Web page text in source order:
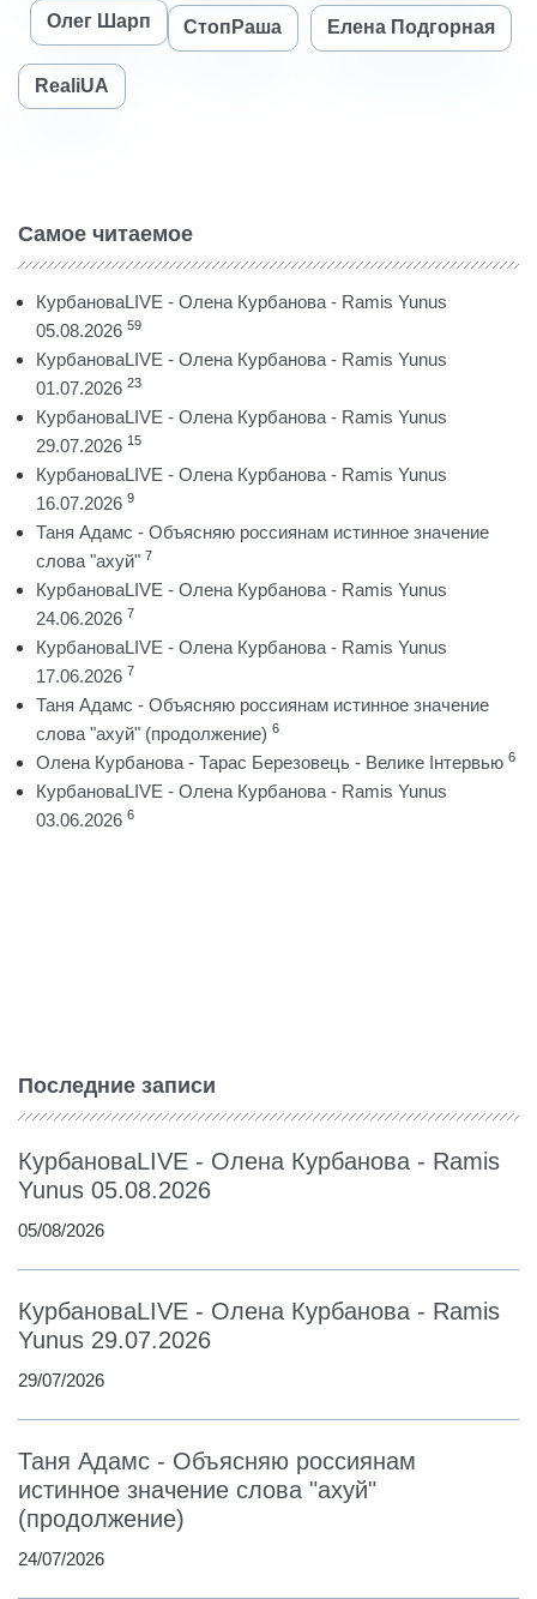
Олег Шарп СтопРаша Елена Подгорная
RealiUA
Самое читаемое
КурбановаLIVE - Олена Курбанова - Ramis Yunus
05.08.2026 59
КурбановаLIVE - Олена Курбанова - Ramis Yunus
01.07.2026 23
КурбановаLIVE - Олена Курбанова - Ramis Yunus
29.07.2026 15
КурбановаLIVE - Олена Курбанова - Ramis Yunus
16.07.2026 9
Таня Адамс - Объясняю россиянам истинное значение
слова "ахуй" 7
КурбановаLIVE - Олена Курбанова - Ramis Yunus
24.06.2026 7
КурбановаLIVE - Олена Курбанова - Ramis Yunus
17.06.2026 7
Таня Адамс - Объясняю россиянам истинное значение
слова "ахуй" (продолжение) 6
Олена Курбанова - Тарас Березовець - Велике Інтервью 6
КурбановаLIVE - Олена Курбанова - Ramis Yunus
03.06.2026 6
Последние записи
КурбановаLIVE - Олена Курбанова - Ramis
Yunus 05.08.2026
05/08/2026
КурбановаLIVE - Олена Курбанова - Ramis
Yunus 29.07.2026
29/07/2026
Таня Адамс - Объясняю россиянам
истинное значение слова "ахуй"
(продолжение)
24/07/2026